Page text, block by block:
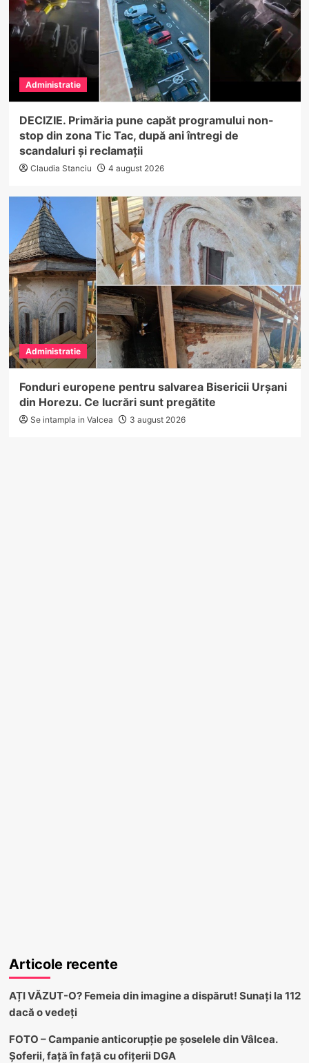
Administratie
DECIZIE. Primăria pune capăt programului non-
stop din zona Tic Tac, după ani întregi de
scandaluri și reclamații
Claudia Stanciu 4 august 2026
Administratie
Fonduri europene pentru salvarea Bisericii Urșani
din Horezu. Ce lucrări sunt pregătite
Se intampla in Valcea 3 august 2026
Articole recente
AȚI VĂZUT-O? Femeia din imagine a dispărut! Sunați la 112
dacă o vedeți
FOTO – Campanie anticorupție pe șoselele din Vâlcea.
Șoferii, față în față cu ofițerii DGA